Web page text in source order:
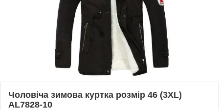
Чоловіча зимова куртка розмір 46 (3XL)
AL7828-10